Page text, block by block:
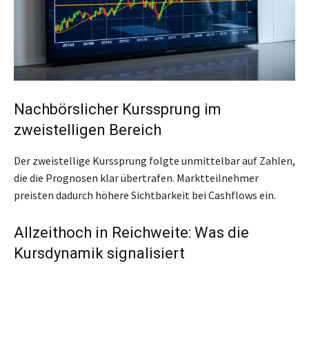
Nachbörslicher Kurssprung im
zweistelligen Bereich
Der zweistellige Kurssprung folgte unmittelbar auf Zahlen,
die die Prognosen klar übertrafen. Marktteilnehmer
preisten dadurch höhere Sichtbarkeit bei Cashflows ein.
Allzeithoch in Reichweite: Was die
Kursdynamik signalisiert